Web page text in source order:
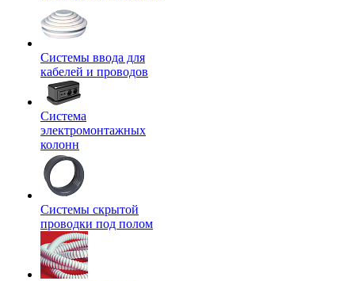
Системы ввода для
кабелей и проводов
Система
электромонтажных
колонн
Системы скрытой
проводки под полом